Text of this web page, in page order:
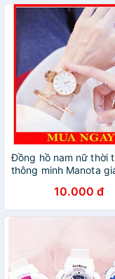
Đồng hồ nam nữ thời
thông minh Manota
10.000 đ